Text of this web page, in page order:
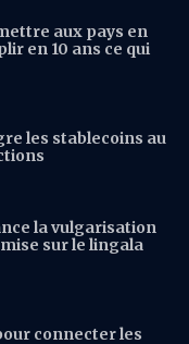
aux pays en
en 10 ans ce qui
les stablecoins au
la vulgarisation
sur le lingala
connecter les